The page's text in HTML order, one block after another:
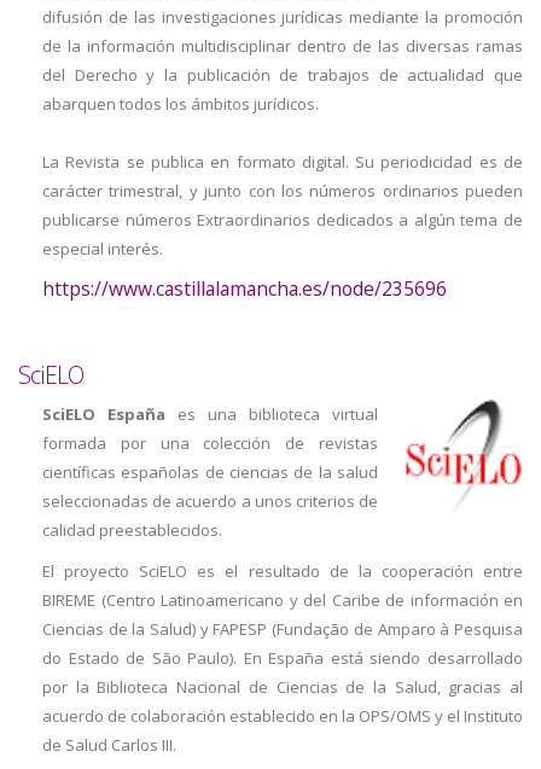
difusión de las investigaciones jurídicas mediante la promoción
de la información multidisciplinar dentro de las diversas ramas
del Derecho y la publicación de trabajos de actualidad que
abarquen todos los ámbitos jurídicos.
La Revista se publica en formato digital. Su periodicidad es de
carácter trimestral, y junto con los números ordinarios pueden
publicarse números Extraordinarios dedicados a algún tema de
especial interés.
https://www.castillalamancha.es/node/235696
SciELO
SciELO España es una biblioteca virtual
formada por una colección de revistas
científicas españolas de ciencias de la salud
seleccionadas de acuerdo a unos criterios de
calidad preestablecidos.
El proyecto SciELO es el resultado de la cooperación entre
BIREME (Centro Latinoamericano y del Caribe de información en
Ciencias de la Salud) y FAPESP (Fundação de Amparo à Pesquisa
do Estado de São Paulo). En España está siendo desarrollado
por la Biblioteca Nacional de Ciencias de la Salud, gracias al
acuerdo de colaboración establecido en la OPS/OMS y el Instituto
de Salud Carlos III.